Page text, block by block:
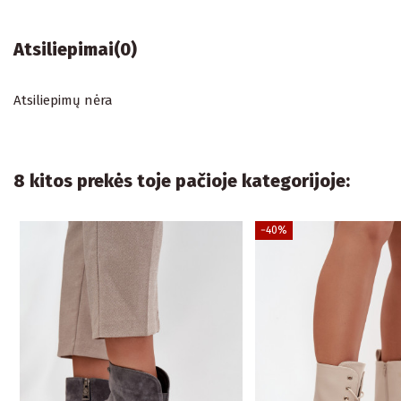
Atsiliepimai(0)
Atsiliepimų nėra
8 kitos prekės toje pačioje kategorijoje:
−40%